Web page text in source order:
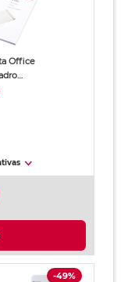
Office
-49%